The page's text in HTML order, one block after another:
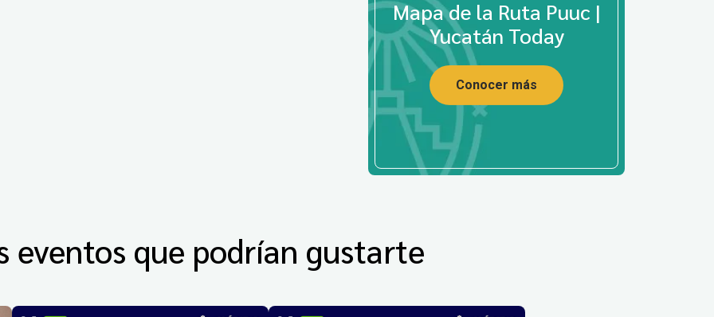
Mapa de la Ruta Puuc |
Yucatán Today
Conocer más
eventos que podrían gustarte